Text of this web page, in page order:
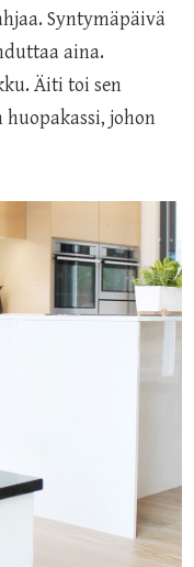
Syntymäpäivä
aina.
Äiti toi sen
johon